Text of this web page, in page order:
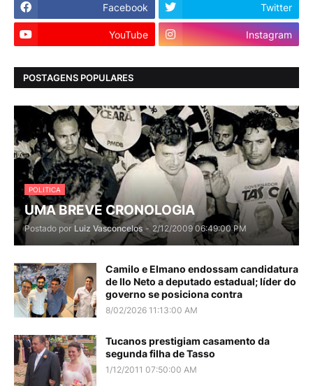
Facebook Twitter
YouTube Instagram
POSTAGENS POPULARES
POLITICA
UMA BREVE CRONOLOGIA
Postado por Luiz Vasconcelos - 2/12/2009 06:49:00 PM
Camilo e Elmano endossam candidatura
de Ilo Neto a deputado estadual; líder do
governo se posiciona contra
8/02/2026 11:13:00 AM
Tucanos prestigiam casamento da
segunda filha de Tasso
1/12/2011 07:50:00 AM